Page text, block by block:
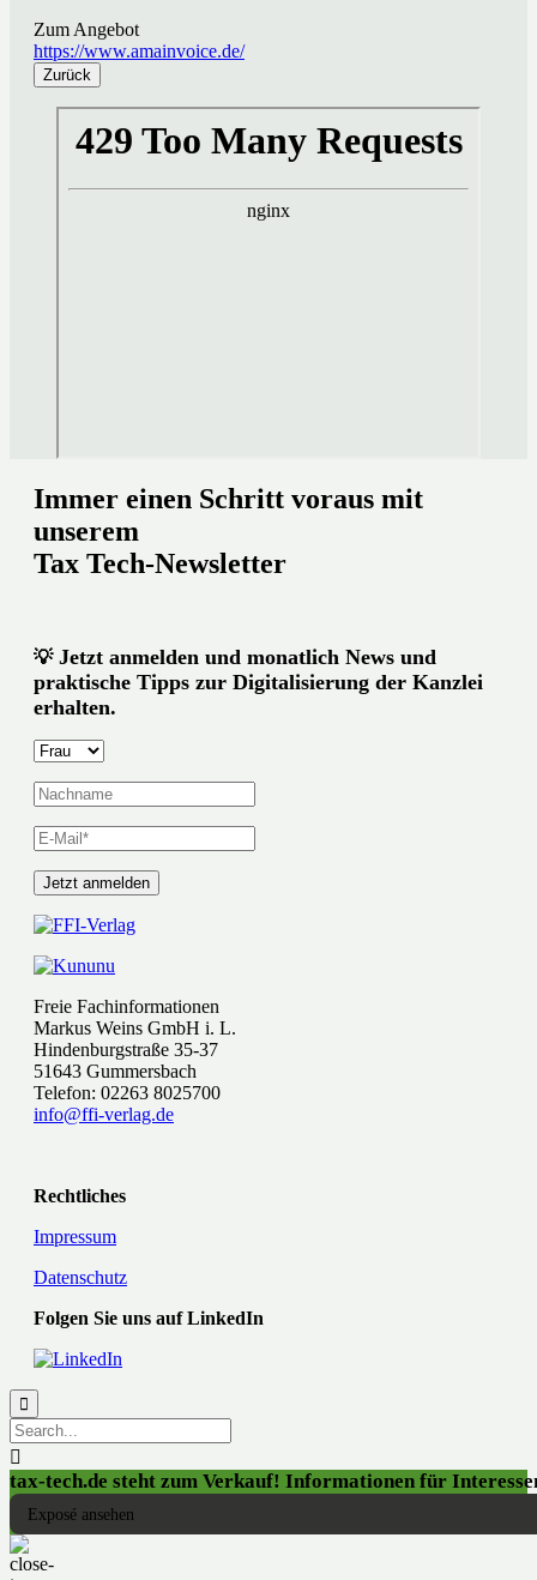
Zum Angebot
https://www.amainvoice.de/
Zurück
Immer einen Schritt voraus mit
unserem
Tax Tech-Newsletter
💡Jetzt anmelden und monatlich News und
praktische Tipps zur Digitalisierung der Kanzlei
erhalten.
Freie Fachinformationen
Markus Weins GmbH i. L.
Hindenburgstraße 35-37
51643 Gummersbach
Telefon: 02263 8025700
info@ffi-verlag.de
Rechtliches
Impressum
Datenschutz
Folgen Sie uns auf LinkedIn


tax-tech.de steht zum Verkauf! Informationen für
Exposé ansehen